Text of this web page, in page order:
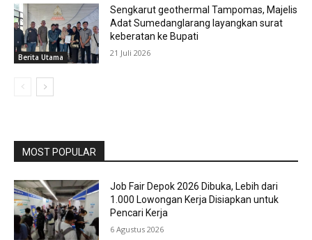
Berita Utama
Sengkarut geothermal Tampomas, Majelis
Adat Sumedanglarang layangkan surat
keberatan ke Bupati
21 Juli 2026
MOST POPULAR
Job Fair Depok 2026 Dibuka, Lebih dari
1.000 Lowongan Kerja Disiapkan untuk
Pencari Kerja
6 Agustus 2026